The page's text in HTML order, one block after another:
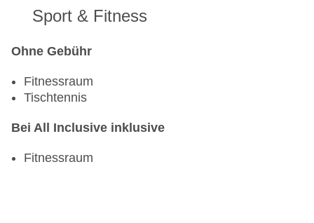
Sport & Fitness
Ohne Gebühr
Fitnessraum
Tischtennis
Bei All Inclusive inklusive
Fitnessraum